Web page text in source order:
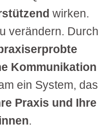
wirken.
verändern. Durch
Kommunikation
ein System, das
Praxis und Ihre
.